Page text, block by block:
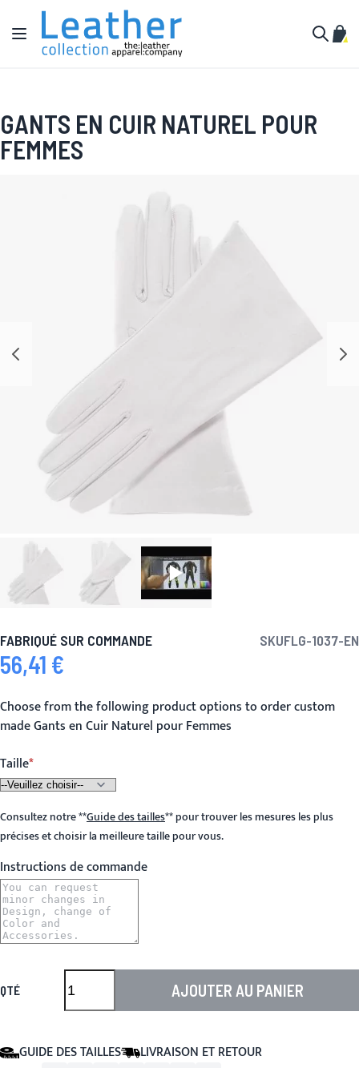
Aller au contenu
Affichage navigation
GANTS EN CUIR NATUREL POUR
FEMMES
FABRIQUÉ SUR COMMANDE SKUFLG-1037-EN
56,41 €
Choose from the following product options to order custom
made Gants en Cuir Naturel pour Femmes
Taille
Consultez notre**Guide des tailles**pour trouver les mesures les plus
précises et choisir la meilleure taille pour vous.
Instructions de commande
QTÉ AJOUTER AU PANIER
GUIDE DES TAILLES LIVRAISON ET RETOUR